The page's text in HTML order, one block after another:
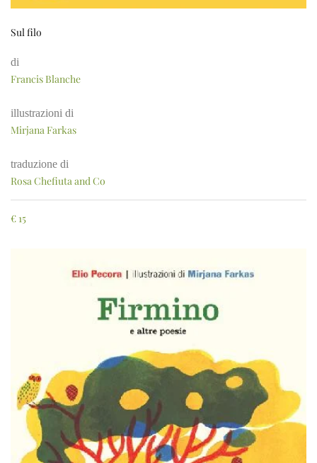
Sul filo
di
Francis Blanche
illustrazioni di
Mirjana Farkas
traduzione di
Rosa Chefiuta and Co
€ 15